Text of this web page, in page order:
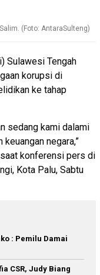
(Foto: AntaraSulteng)
Sulawesi Tengah
korupsi di
ke tahap
sedang kami dalami
negara,”
konferensi pers di
Kota Palu, Sabtu
: Pemilu Damai
CSR, Judy Biang